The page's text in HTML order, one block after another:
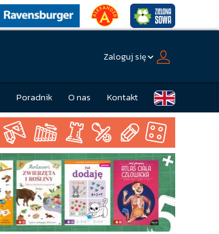
Zaloguj się
Poradnik O nas Kontakt